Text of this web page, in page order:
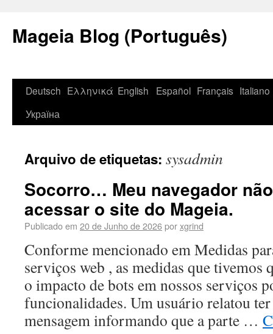
Mageia Blog (Português)
Deutsch Ελληνικά English Español Français Italiano
Україна
Arquivo de etiquetas: sysadmin
Socorro… Meu navegador
acessar o site do Mageia.
Publicado em 20 de Junho de 2026porxgrind
Conforme mencionado em Medidas
serviços web , as medidas que tivemos
o impacto de bots em nossos serviços
funcionalidades. Um usuário relatou
mensagem informando que a parte …